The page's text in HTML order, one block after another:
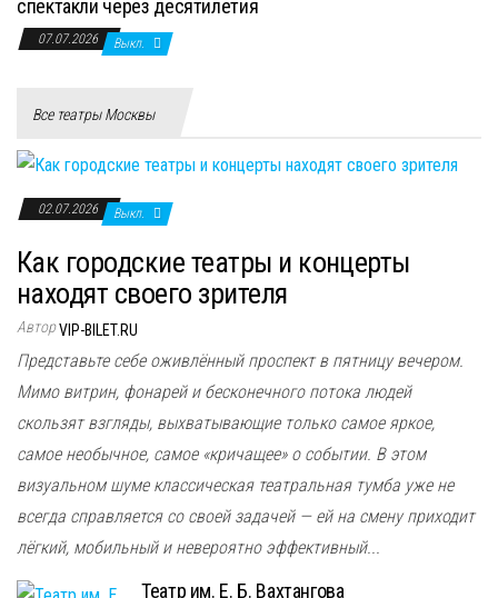
спектакли через десятилетия
07.07.2026 Выкл.
Все театры Москвы
02.07.2026 Выкл.
Как городские театры и концерты
находят своего зрителя
АвторVIP-BILET.RU
Представьте себе оживлённый проспект в пятницу вечером.
Мимо витрин, фонарей и бесконечного потока людей
скользят взгляды, выхватывающие только самое яркое,
самое необычное, самое «кричащее» о событии. В этом
визуальном шуме классическая театральная тумба уже не
всегда справляется со своей задачей — ей на смену приходит
лёгкий, мобильный и невероятно эффективный...
Театр им. Е. Б. Вахтангова